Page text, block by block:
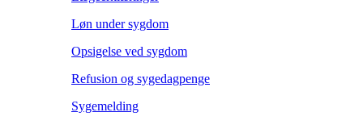
Løn under sygdom
Opsigelse ved sygdom
Refusion og sygedagpenge
Sygemelding